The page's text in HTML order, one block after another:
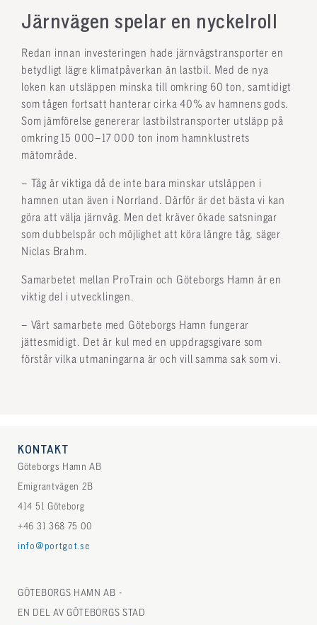
Järnvägen spelar en nyckelroll
Redan innan investeringen hade järnvägstransporter en
betydligt lägre klimatpåverkan än lastbil. Med de nya
loken kan utsläppen minska till omkring 60 ton, samtidigt
som tågen fortsatt hanterar cirka 40% av hamnens gods.
Som jämförelse genererar lastbilstransporter utsläpp på
omkring 15 000–17 000 ton inom hamnklustrets
mätområde.
– Tåg är viktiga då de inte bara minskar utsläppen i
hamnen utan även i Norrland. Därför är det bästa vi kan
göra att välja järnväg. Men det kräver ökade satsningar
som dubbelspår och möjlighet att köra längre tåg, säger
Niclas Brahm.
Samarbetet mellan ProTrain och Göteborgs Hamn är en
viktig del i utvecklingen.
– Vårt samarbete med Göteborgs Hamn fungerar
jättesmidigt. Det är kul med en uppdragsgivare som
förstår vilka utmaningarna är och vill samma sak som vi.
KONTAKT
Göteborgs Hamn AB
Emigrantvägen 2B
414 51 Göteborg
+46 31 368 75 00
info@portgot.se
GÖTEBORGS HAMN AB -
EN DEL AV GÖTEBORGS STAD